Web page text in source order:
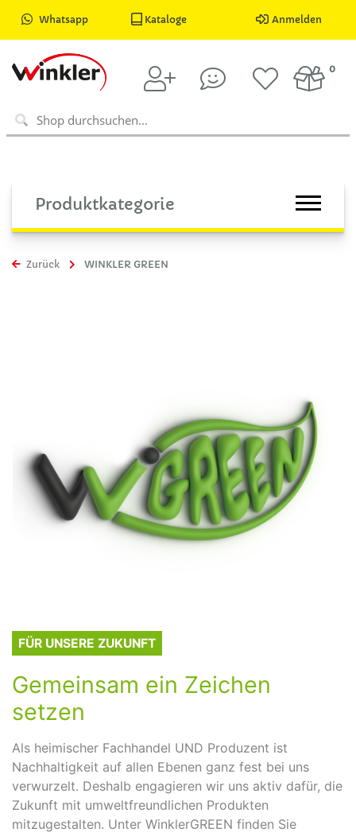
Whatsapp Kataloge Anmelden
0
Produktkategorie
Zurück WINKLER GREEN
FÜR UNSERE ZUKUNFT
Gemeinsam ein Zeichen
setzen
Als heimischer Fachhandel UND Produzent ist
Nachhaltigkeit auf allen Ebenen ganz fest bei uns
verwurzelt. Deshalb engagieren wir uns aktiv dafür, die
Zukunft mit umweltfreundlichen Produkten
mitzugestalten. Unter WinklerGREEN finden Sie